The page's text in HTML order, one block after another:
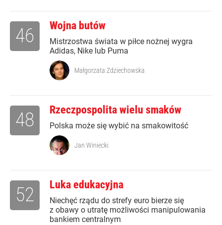
Wojna butów
Mistrzostwa świata w piłce nożnej wygra
Adidas, Nike lub Puma
46
Małgorzata Zdziechowska
Rzeczpospolita wielu smaków
Polska może się wybić na smakowitość
48
Jan Winiecki
Luka edukacyjna
Niechęć rządu do strefy euro bierze się
z obawy o utratę możliwości manipulowania
bankiem centralnym
52